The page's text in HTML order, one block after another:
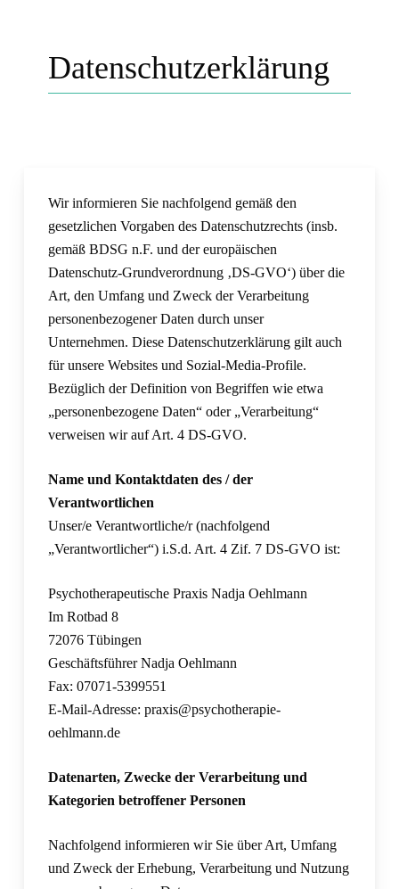
Datenschutzerklärung
Wir informieren Sie nachfolgend gemäß den
gesetzlichen Vorgaben des Datenschutzrechts (insb.
gemäß BDSG n.F. und der europäischen
Datenschutz-Grundverordnung ‚DS-GVO‘) über die
Art, den Umfang und Zweck der Verarbeitung
personenbezogener Daten durch unser
Unternehmen. Diese Datenschutzerklärung gilt auch
für unsere Websites und Sozial-Media-Profile.
Bezüglich der Definition von Begriffen wie etwa
„personenbezogene Daten“ oder „Verarbeitung“
verweisen wir auf Art. 4 DS-GVO.
Name und Kontaktdaten des / der
Verantwortlichen
Unser/e Verantwortliche/r (nachfolgend
„Verantwortlicher“) i.S.d. Art. 4 Zif. 7 DS-GVO ist:
Psychotherapeutische Praxis Nadja Oehlmann
Im Rotbad 8
72076 Tübingen
Geschäftsführer Nadja Oehlmann
Fax: 07071-5399551
E-Mail-Adresse: praxis@psychotherapie-
oehlmann.de
Datenarten, Zwecke der Verarbeitung und
Kategorien betroffener Personen
Nachfolgend informieren wir Sie über Art, Umfang
und Zweck der Erhebung, Verarbeitung und Nutzung